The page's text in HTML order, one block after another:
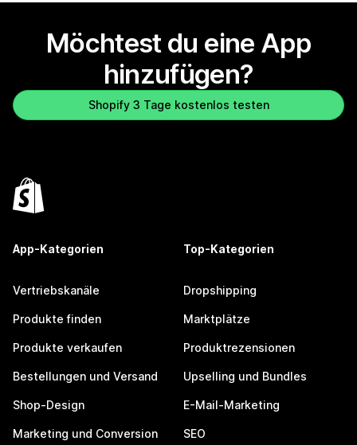
Möchtest du eine App
hinzufügen?
Shopify 3 Tage kostenlos testen
App-Kategorien
Vertriebskanäle
Produkte finden
Produkte verkaufen
Bestellungen und Versand
Shop-Design
Marketing und Conversion
Top-Kategorien
Dropshipping
Marktplätze
Produktrezensionen
Upselling und Bundles
E-Mail-Marketing
SEO